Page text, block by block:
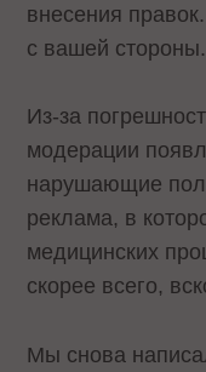
внесения
с вашей стороны.
Из-за
модерации
нарушающие
реклама, в
медицинских
скорее всего,
Мы снова